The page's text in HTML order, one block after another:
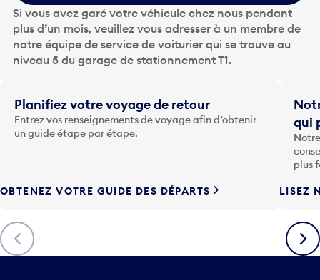
z
s
u
r
l
t
o
u
F
è
c
h
Si vous avez garé votre véhicule chez nous pendant
plus d’un mois, veuillez vous adresser à un membre de
notre équipe de service de voiturier qui se trouve au
niveau 5 du garage de stationnement T1.
Précédent
Planifiez votre voyage de retour
Entrez vos renseignements de voyage afin d’obtenir
un guide étape par étape.
OBTENEZ VOTRE GUIDE DES DÉPARTS
qui
plus
LISEZ